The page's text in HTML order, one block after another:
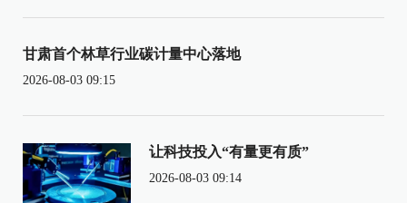
甘肃首个林草行业碳计量中心落地
2026-08-03 09:15
让科技投入“有量更有质”
2026-08-03 09:14